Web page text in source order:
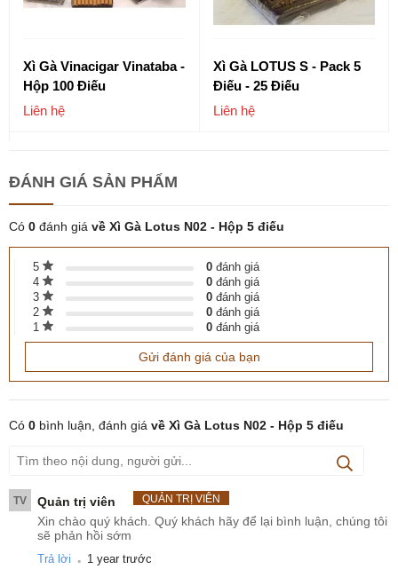
Xì Gà Vinacigar Vinataba -
Hộp 100 Điếu
Liên hệ
Xì Gà LOTUS S - Pack 5
Điếu - 25 Điếu
Liên hệ
ĐÁNH GIÁ SẢN PHẨM
Có 0 đánh giá về Xì Gà Lotus N02 - Hộp 5 điếu
5 0 đánh giá
4
0 đánh giá
3
0 đánh giá
2
0 đánh giá
1
0 đánh giá
Gửi đánh giá của bạn
Có 0 bình luận, đánh giá về Xì Gà Lotus N02 - Hộp 5 điếu
TV Quản trị viên QUẢN TRỊ VIÊN
Xin chào quý khách. Quý khách hãy để lại bình luận, chúng tôi
sẽ phản hồi sớm
Trả lời . 1 year trước